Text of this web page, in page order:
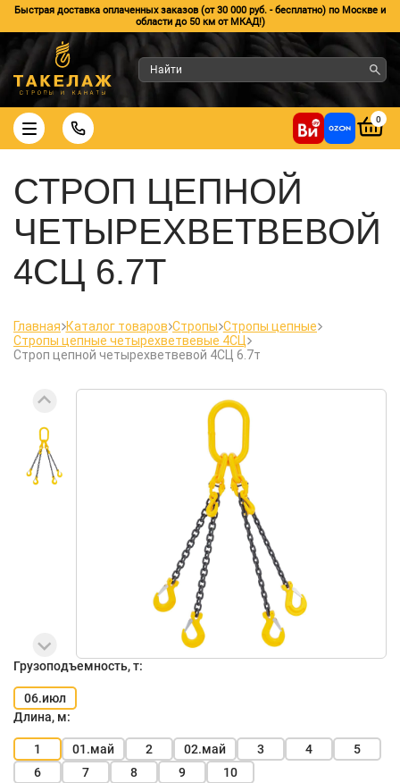
Быстрая доставка оплаченных заказов (от 30 000 руб. - бесплатно) по Москве и
области до 50 км от МКАД!)
0
СТРОП ЦЕПНОЙ
ЧЕТЫРЕХВЕТВЕВОЙ
4СЦ 6.7Т
Главная Каталог товаров Стропы Стропы цепные
Стропы цепные четырехветвевые 4СЦ
Строп цепной четырехветвевой 4СЦ 6.7т
Грузоподъемность, т:
06.июл
Длина, м:
1 01.май 2 02.май 3 4
5
6
7 8 9
10